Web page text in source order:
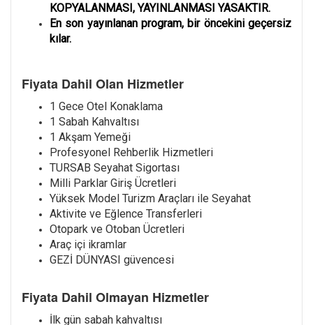
KOPYALANMASI, YAYINLANMASI YASAKTIR.
En son yayınlanan program, bir öncekini geçersiz
kılar.
Fiyata Dahil Olan Hizmetler
1 Gece Otel Konaklama
1 Sabah Kahvaltısı
1 Akşam Yemeği
Profesyonel Rehberlik Hizmetleri
TURSAB Seyahat Sigortası
Milli Parklar Giriş Ücretleri
Yüksek Model Turizm Araçları ile Seyahat
Aktivite ve Eğlence Transferleri
Otopark ve Otoban Ücretleri
Araç içi ikramlar
GEZİ DÜNYASI güvencesi
Fiyata Dahil Olmayan Hizmetler
İlk gün sabah kahvaltısı